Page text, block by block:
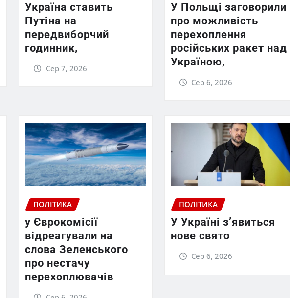
Україна ставить
Путіна на
передвиборчий
годинник,
Сер 7, 2026
У Польщі заговорили
про можливість
перехоплення
російських ракет над
Україною,
Сер 6, 2026
ПОЛІТИКА
у Єврокомісії
відреагували на
слова Зеленського
про нестачу
перехоплювачів
ПОЛІТИКА
У Україні з’явиться
нове свято
Сер 6, 2026